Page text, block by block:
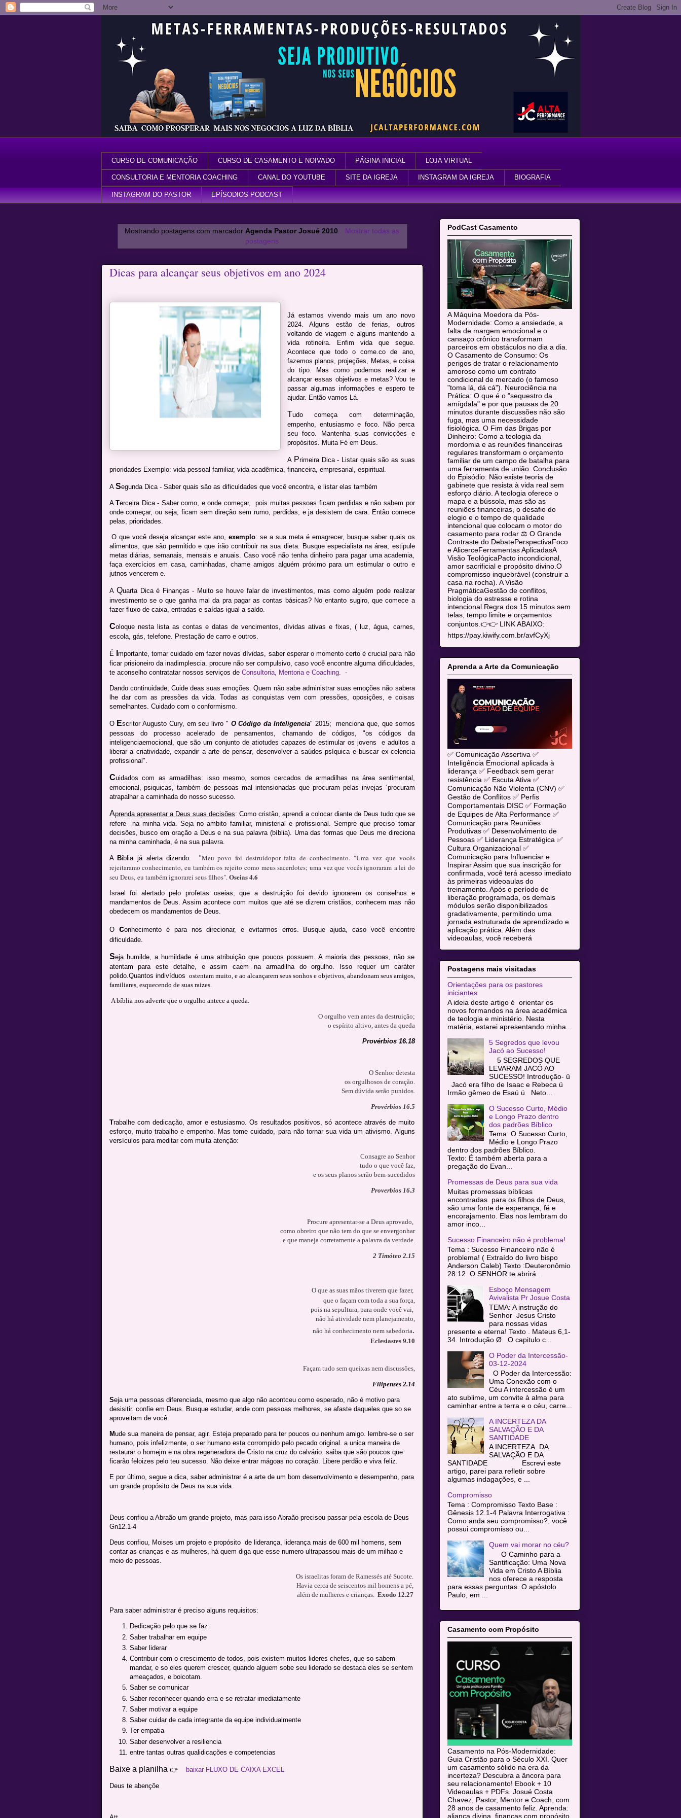
CURSO DE COMUNICAÇÃO CURSO DE CASAMENTO E NOIVADO PÁGINA INICIAL LOJA VIRTUAL
CONSULTORIA E MENTORIA COACHING CANAL DO YOUTUBE SITE DA IGREJA INSTAGRAM DA IGREJA BIOGRAFIA
INSTAGRAM DO PASTOR EPÍSODIOS PODCAST
Mostrando postagens com marcador Agenda Pastor Josué 2010
Mostrar todas as
postagens
Dicas para alcançar seus objetivos em ano 2024
Já estamos vivendo mais um ano novo
2024. Alguns estão de ferias, outros
voltando de viagem e alguns mantendo a
vida rotineira. Enfim vida que segue.
Acontece que todo o come.co de ano,
fazemos planos, projeções, Metas, e coisa
do tipo. Mas como podemos realizar e
alcançar essas objetivos e metas? Vou te
passar algumas informações e espero te
ajudar. Então vamos Lá.
Tudo começa com determinação,
empenho, entusiasmo e foco. Não perca
seu foco. Mantenha suas convicções e
propósitos. Muita Fé em Deus.
APrimeira Dica - Listar quais são as suas
prioridades Exemplo: vida pessoal familiar, vida acadêmica, financeira, empresarial, espiritual.
A Segunda Dica - Saber quais são as dificuldades que você encontra, e listar elas também
ATerceira Dica - Saber como, e onde começar, pois muitas pessoas ficam perdidas e não sabem por
onde começar, ou seja, ficam sem direção sem rumo, perdidas, e ja desistem de cara. Então comece
pelas, prioridades.
O que você deseja alcançar este ano,exemplo: se a sua meta é emagrecer, busque saber quais os
alimentos, que são permitido e que irão contribuir na sua dieta. Busque especialista na área, estipule
metas diárias, semanais, mensais e anuais. Caso você não tenha dinheiro para pagar uma academia,
faça exercícios em casa, caminhadas, chame amigos alguém próximo para um estimular o outro e
jutnos vencerem e.
AQuarta Dica é Finanças - Muito se houve falar de investimentos, mas como alguém pode realizar
investimento se o que ganha mal da pra pagar as contas básicas? No entanto sugiro, que comece a
fazer fluxo de caixa, entradas e saídas igual a saldo.
Coloque nesta lista as contas e datas de vencimentos, dívidas ativas e fixas, ( luz, água, carnes,
escola, gás, telefone. Prestação de carro e outros.
É mportante, tomar cuidado em fazer novas dívidas, saber esperar o momento certo é crucial para não
ficar prisioneiro da inadimplescia. procure não ser compulsivo, caso você encontre alguma dificuldades,
te aconselho contratatar nossos serviços de Consultoria, Mentoria e Coaching. -
Dando continuidade, Cuide deas suas emoções. Quem não sabe administrar suas emoções não sabera
lhe dar com as pressões da vida. Todas as conquistas vem com pressões, oposições, e coisas
semelhantes. Cuidado com o conformismo.
OEscritor Augusto Cury, em seu livro " O Código da Inteligencia" 2015; menciona que, que somos
pessoas do processo acelerado de pensamentos, chamando de códigos, "os códigos da
inteligenciaemocional, que são um conjunto de atiotudes capazes de estimular os jovens e adultos a
liberar a criatividade, expandir a arte de pensar, desenvolver a saúdes psíquica e buscar ex-celencia
profissional".
Cuidados com as armadilhas: isso mesmo, somos cercados de armadilhas na área sentimental,
emocional, psiquicas, também de pessoas mal intensionadas que procuram pelas invejas ´procuram
atrapalhar a caminhada do nosso sucesso.
Aprenda apresentar a Deus suas decisões: Como cristão, aprendi a colocar diante de Deus tudo que se
refere na minha vida. Seja no ambito familiar, ministerial e profissional. Sempre que preciso tomar
decisões, busco em oração a Deus e na sua palavra (bíblia). Uma das formas que Deus me direciona
na minha caminhada, é na sua palavra.
A Biblia já alerta dizendo: "Meu povo foi destruídopor falta de conhecimento. "Uma vez que vocês
rejeitaramo conhecimento,eu também os rejeitocomo meus sacerdotes;uma vez que vocês ignoraram a lei do
seu Deus, eu também ignorarei seus filhos".Oseias 4.6
Israel foi alertado pelo profetas oseias, que a destruição foi devido ignorarem os conselhos e
mandamentos de Deus. Assim acontece com muitos que até se dizrem cristãos, conhecem mas não
obedecem os mandamentos de Deus.
Oconhecimento é para nos direcionar, e evitarmos erros. Busque ajuda, caso você encontre
dificuldade.
Seja humilde, a humildade é uma atribuição que poucos possuem. A maioria das pessoas, não se
atentam para este detalhe, e assim caem na armadilha do orgulho. Isso requer um caráter
polido.Quantos indivíduos ostentam muito, e ao alcançarem seus sonhos e objetivos, abandonam seus amigos,
familiares, esquecendo de suas raizes.
A bíblia nos adverte que o orgulho antece a queda.
O orgulho vem antes da destruição;
o espírito altivo, antes da queda
Provérbios 16.18
O Senhor detesta
os orgulhosos de coração.
Sem dúvida serão punidos.
Provérbios 16.5
Trabalhe com dedicação, amor e estusiasmo. Os resultados positivos, só acontece através de muito
esforço, muito trabalho e empenho. Mas tome cuidado, para não tornar sua vida um ativismo. Alguns
versículos para meditar com muita atenção:
Consagre ao Senhor
tudo o que você faz,
e os seus planos serão bem-sucedidos
Proverbios 16.3
Procure apresentar-se a Deus aprovado,
como obreiro que não tem do que se envergonhar
e que maneja corretamente a palavra da verdade.
2 Timóteo 2.15
O que as suas mãos tiverem que fazer,
que o façam com toda a sua força,
pois na sepultura, para onde você vai,
não há atividade nem planejamento,
não há conhecimento nem sabedoria.
Eclesiastes 9.10
Façam tudo sem queixas nem discussões,
Filipenses 2.14
Seja uma pessoas diferenciada, mesmo que algo não acontceu como esperado, não é motivo para
desisitir. confie em Deus. Busque estudar, ande com pessoas melhores, se afaste daqueles que so se
aproveitam de você.
Mude sua maneira de pensar, agir. Esteja preparado para ter poucos ou nenhum amigo. lembre-se o ser
humano, pois infelizmente, o ser humano esta corrompido pelo pecado original. a unica maneira de
restaurar o homejm e na obra regeneradora de Cristo na cruz do calvário. saiba que são poucos que
ficarão feloizes pelo teu sucesso. Não deixe entrar mágoas no coração. Libere perdão e viva feliz.
E por último, segue a dica, saber administrar é a arte de um bom desenvolvimento e desempenho, para
um grande propósito de Deus na sua vida.
Deus confiou a Abraão um grande projeto, mas para isso Abraão precisou passar pela escola de Deus
Gn12.1-4
Deus confiou, Moises um projeto e propósito de liderança, liderança mais de 600 mil homens, sem
contar as crianças e as mulheres, há quem diga que esse numero ultrapassou mais de um milhao e
meio de pessoas.
Os israelitas foram de Ramessés até Sucote.
Havia cerca de seiscentos mil homens a pé,
além de mulheres e crianças. Exodo 12.27
Para saber administrar é preciso alguns requisitos:
Dedicação pelo que se faz
Saber trabalhar em equipe
Saber liderar
Contribuir com o crescimento de todos, pois existem muitos lideres chefes, que so sabem
mandar, e so eles querem crescer, quando alguem sobe seu liderado se destaca eles se sentem
ameaçados, e boicotam.
Saber se comunicar
Saber reconhecer quando erra e se retratar imediatamente
Saber motivar a equipe
Saber cuidar de cada integrante da equipe individualmente
Ter empatia
Saber desenvolver a resiliencia
entre tantas outras qualidicações e competencias
Baixe a planilha 👉 baixar FLUXO DE CAIXA EXCEL
Deus te abençõe
PodCast Casamento
A Máquina Moedora da Pós-
Modernidade: Como a ansiedade, a
falta de margem emocional e o
cansaço crônico transformam
parceiros em obstáculos no dia a dia.
O Casamento de Consumo: Os
perigos de tratar o relacionamento
amoroso como um contrato
condicional de mercado (o famoso
"toma lá, dá cá"). Neurociência na
Prática: O que é o "sequestro da
amígdala" e por que pausas de 20
minutos durante discussões não são
fuga, mas uma necessidade
fisiológica. O Fim das Brigas por
Dinheiro: Como a teologia da
mordomia e as reuniões financeiras
regulares transformam o orçamento
familiar de um campo de batalha para
uma ferramenta de união. Conclusão
do Episódio: Não existe teoria de
gabinete que resista à vida real sem
esforço diário. A teologia oferece o
mapa e a bússola, mas são as
reuniões financeiras, o desafio do
elogio e o tempo de qualidade
intencional que colocam o motor do
casamento para rodar ⚖️ O Grande
Contraste do DebatePerspectivaFoco
e AlicerceFerramentas AplicadasA
Visão TeológicaPacto incondicional,
amor sacrificial e propósito divino.O
compromisso inquebrável (construir a
casa na rocha). A Visão
PragmáticaGestão de conflitos,
biologia do estresse e rotina
intencional.Regra dos 15 minutos sem
telas, tempo limite e orçamentos
conjuntos.👉👉 LINK ABAIXO:
https://pay.kiwify.com.br/avfCyXj
Aprenda a Arte da Comunicação
✅ Comunicação Assertiva ✅
Inteligência Emocional aplicada à
liderança ✅ Feedback sem gerar
resistência ✅ Escuta Ativa ✅
Comunicação Não Violenta (CNV) ✅
Gestão de Conflitos ✅ Perfis
Comportamentais DISC ✅ Formação
de Equipes de Alta Performance ✅
Comunicação para Reuniões
Produtivas ✅ Desenvolvimento de
Pessoas ✅ Liderança Estratégica ✅
Cultura Organizacional ✅
Comunicação para Influenciar e
Inspirar Assim que sua inscrição for
confirmada, você terá acesso imediato
às primeiras videoaulas do
treinamento. Após o período de
liberação programada, os demais
módulos serão disponibilizados
gradativamente, permitindo uma
jornada estruturada de aprendizado e
aplicação prática. Além das
videoaulas, você receberá
Postagens mais visitadas
Orientações para os pastores
iniciantes
A ideia deste artigo é orientar os
novos formandos na área acadêmica
de teologia e ministério. Nesta
matéria, estarei apresentando minha...
5 Segredos que levou
Jacó ao Sucesso!
5 SEGREDOS QUE
LEVARAM JACÓ AO
SUCESSO! Introdução- ü
Jacó era filho de Isaac e Rebeca ü
Irmão gêmeo de Esaú ü Neto...
O Sucesso Curto, Médio
e Longo Prazo dentro
dos padrões Bíblico
Tema: O Sucesso Curto,
Médio e Longo Prazo
dentro dos padrões Bíblico.
Texto: É também aberta para a
pregação do Evan...
Promessas de Deus para sua vida
Muitas promessas bíblicas
encontradas para os filhos de Deus,
são uma fonte de esperança, fé e
encorajamento. Elas nos lembram do
amor inco...
Sucesso Financeiro não é problema!
Tema : Sucesso Financeiro não é
problema! ( Extraído do livro bispo
Anderson Caleb) Texto :Deuteronômio
28:12 O SENHOR te abrirá...
Esboço Mensagem
Avivalista Pr Josue Costa
TEMA: A instrução do
Senhor Jesus Cristo
para nossas vidas
presente e eterna! Texto . Mateus 6,1-
34. Introdução Ø O capitulo c...
O Poder da Intercessão-
03-12-2024
O Poder da Intercessão:
Uma Conexão com o
Céu A intercessão é um
ato sublime, um convite à alma para
caminhar entre a terra e o céu, carre...
A INCERTEZA DA
SALVAÇÃO E DA
SANTIDADE
A INCERTEZA DA
SALVAÇÃO E DA
SANTIDADE Escrevi este
artigo, parei para refletir sobre
algumas indagações, e ...
Compromisso
Tema : Compromisso Texto Base :
Gênesis 12.1-4 Palavra Interrogativa :
Como anda seu compromisso?, você
possui compromisso ou...
Quem vai morar no céu?
O Caminho para a
Santificação: Uma Nova
Vida em Cristo A Bíblia
nos oferece a resposta
para essas perguntas. O apóstolo
Paulo, em ...
Casamento com Propósito
Casamento na Pós-Modernidade:
Guia Cristão para o Século XXI. Quer
um casamento sólido na era da
incerteza? Descubra a âncora para
seu relacionamento! Ebook + 10
Videoaulas + PDFs. Josué Costa
Chavez, Pastor, Mentor e Coach, com
28 anos de casamento feliz. Aprenda:
aliança divina, finanças com propósito,